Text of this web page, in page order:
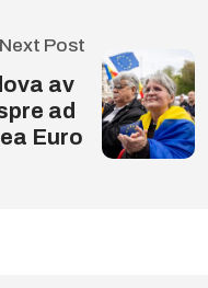
Next Post
av
ad
Euro